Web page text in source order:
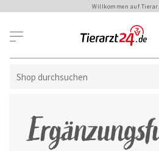
Willkommen auf